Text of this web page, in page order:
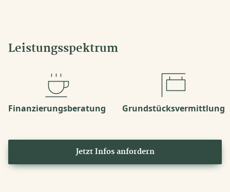
Leistungsspektrum
Finanzierungsberatung Grundstücksvermittlung
Jetzt Infos anfordern